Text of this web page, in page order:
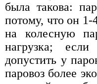
была такова:
потому, что он 1-
на колесную
нагрузка;
допустить у
паровоз более